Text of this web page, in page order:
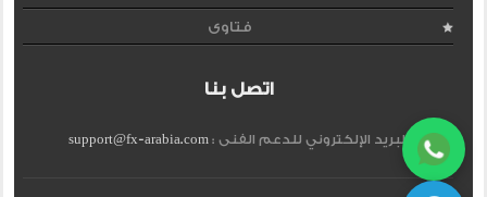
فتاوى
اتصل بنا
البريد الإلكتروني للدعم الفنى :support@fx-arabia.com